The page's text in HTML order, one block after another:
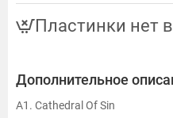
Пластинки нет
Дополнительное
A1. Cathedral Of Sin